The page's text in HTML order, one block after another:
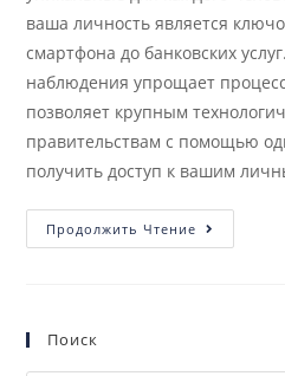
ваша личность является
смартфона до банковских
наблюдения упрощает
позволяет крупным
правительствам с помощью
получить доступ к вашим
Продолжить Чтение
Поиск